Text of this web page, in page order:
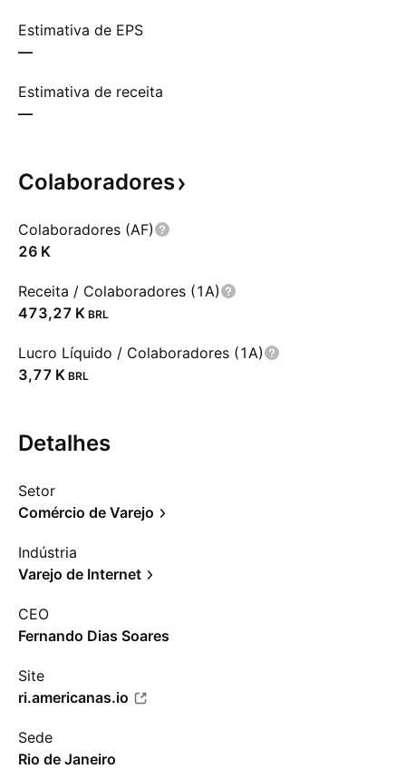
Estimativa de EPS
—
Estimativa de receita
—
Colaboradores
Colaboradores (AF)
‪26 K‬
Receita / Colaboradores (1A)
‪473,27 K‬ BRL
Lucro Líquido / Colaboradores (1A)
‪3,77 K‬ BRL
Detalhes
Setor
Comércio de Varejo
Indústria
Varejo de Internet
CEO
Fernando Dias Soares
Site
ri.americanas.io
Sede
Rio de Janeiro